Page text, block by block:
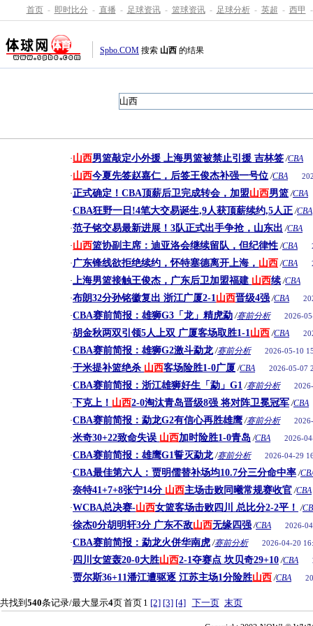
首页 - 即时比分 - 直播 - 足球资讯 - 篮球资讯 - 足球分析 - 英超 - 西甲 -
Spbo.COM 搜索 山西 的结果
·山西男篮敲定小外援 上海男篮被禁止引援 吉林签 /CBA
·山西今夏先签赵嘉仁，后签王俊杰补强一号位 /CBA
·正式确定！CBA顶薪后卫完成转会，加盟山西男篮 /CBA
·CBA狂野一日!4笔大交易诞生,9人获顶薪续约,5人正 /CBA
·范子铭交易最新进展！3队正式出手争抢，山东出 /CBA
·山西篮协副主席：迪亚洛会继续留队，但纪律性 /CBA
·广东锋线欲拒绝续约，怀特塞德离开上海， 山西 /CBA
·上海男篮接触王俊杰，广东后卫加盟福建 山西续 /CBA
·布朗32分孙铭徽复出 浙江广厦2-1山西晋级4强 /CBA
·CBA赛前简报：雄狮G3「龙」精虎勐 /赛前分析 2026-
·胡金秋两双引领5人上双 广厦客场取胜1-1山西 /CBA
·CBA赛前简报：雄狮G2激斗勐龙 /赛前分析 2026-05-10
·于米提补篮绝杀 山西客场险胜1-0广厦 /CBA 2026-05-07
·CBA赛前简报：浙江雄狮好生「勐」G1 /赛前分析
·下克上！ 山西2-0淘汰青岛晋级8强 将对阵卫冕冠军 /CBA
·CBA赛前简报：勐龙G2有信心再胜雄鹰 /赛前分析
·米奇30+22致命失误 山西加时险胜1-0青岛 /CBA 2026-
·CBA赛前简报：雄鹰G1誓灭勐龙 /赛前分析 2026-04-29
·CBA最佳第六人：贾明儒替补场均10.7分三分命中率 /
·奈特41+7+8张宁14分 山西主场击败同曦常规赛收官 /CBA
·WCBA总决赛-山西女篮客场击败四川 总比分2-2平！ /
·徐杰0分胡明轩3分 广东不敌山西无缘四强 /CBA 2026-
·CBA赛前简报：勐龙火併华南虎 /赛前分析 2026-04-20
· 四川女篮轰20-0大胜山西2-1夺赛点 坎贝奇29+10 /CBA
·贾尔斯36+11潘江遭驱逐 江苏主场1分险胜山西 /CBA
共找到 540条记录/最大显示4页首页 1 [2] [3] [4] 下一页 末页